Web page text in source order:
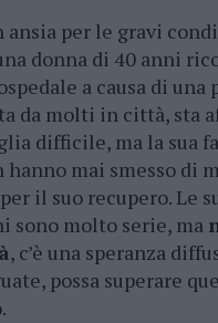
ansia per le gravi
donna di 40 anni
a causa di una
da molti in città, sta
difficile, ma la sua
hanno mai smesso di
il suo recupero. Le
sono molto serie, ma
, c’è una speranza
possa superare